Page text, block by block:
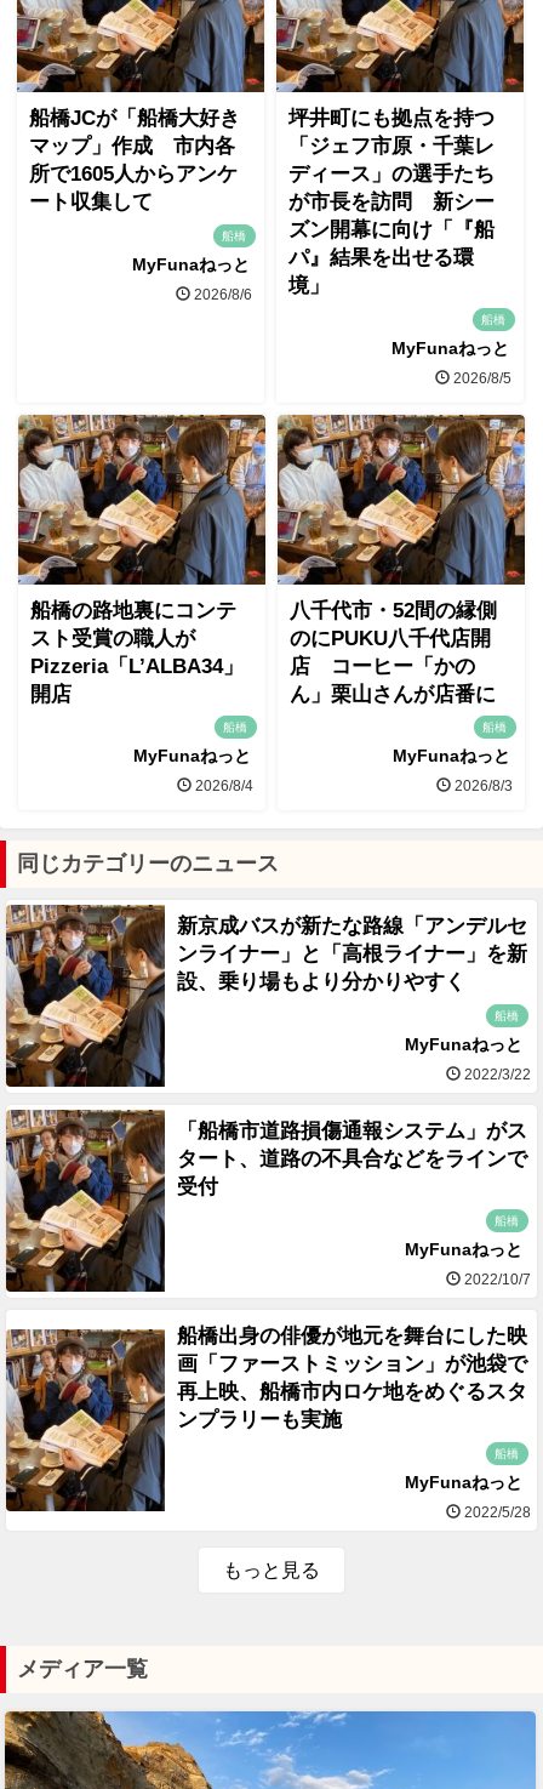
船橋JCが「船橋大好き
マップ」作成 市内各
所で1605人からアンケ
ート収集して
船橋
MyFunaねっと
2026/8/6
坪井町にも拠点を持つ
「ジェフ市原・千葉レ
ディース」の選手たち
が市長を訪問 新シー
ズン開幕に向け「『船
パ』結果を出せる環
境」
船橋
MyFunaねっと
2026/8/5
船橋の路地裏にコンテ
スト受賞の職人が
Pizzeria「L’ALBA34」
開店
船橋
MyFunaねっと
2026/8/4
八千代市・52間の縁側
のにPUKU八千代店開
店 コーヒー「かの
ん」栗山さんが店番に
船橋
MyFunaねっと
2026/8/3
同じカテゴリーのニュース
新京成バスが新たな路線「アンデルセ
ンライナー」と「高根ライナー」を新
設、乗り場もより分かりやすく
船橋
MyFunaねっと
2022/3/22
「船橋市道路損傷通報システム」がス
タート、道路の不具合などをラインで
受付
船橋
MyFunaねっと
2022/10/7
船橋出身の俳優が地元を舞台にした映
画「ファーストミッション」が池袋で
再上映、船橋市内ロケ地をめぐるスタ
ンプラリーも実施
船橋
MyFunaねっと
2022/5/28
もっと見る
メディア一覧